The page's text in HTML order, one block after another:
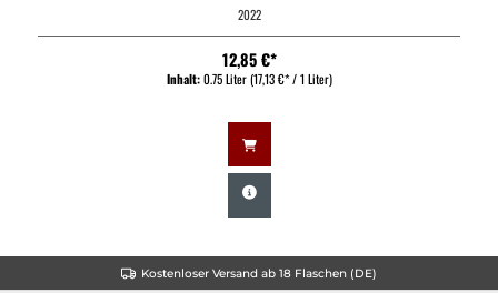
2022
12,85 €*
Inhalt:0.75 Liter(17,13 €* / 1 Liter)
Kostenloser Versand ab 18 Flaschen (DE)